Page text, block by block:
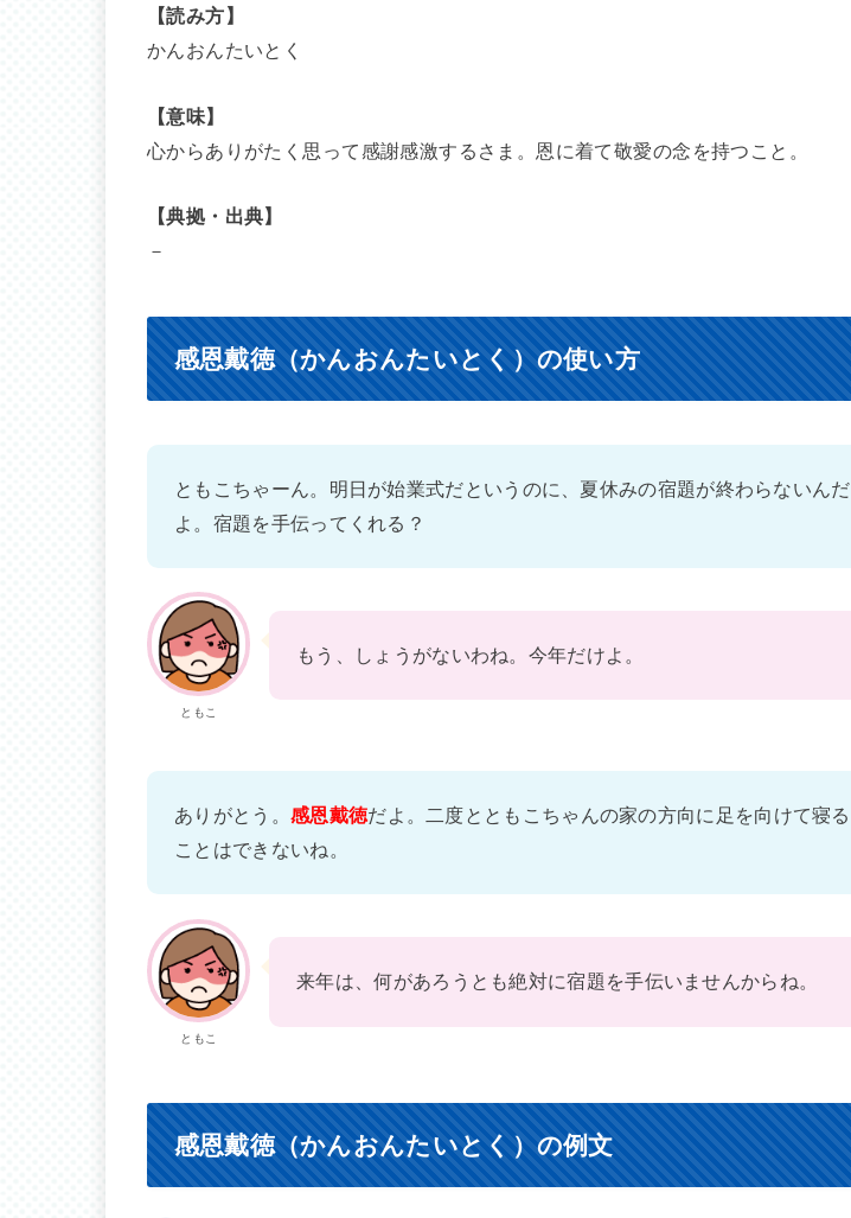
【読み方】
かんおんたいとく
【意味】
心からありがたく思って感謝感激するさま。恩に着て敬愛の念を持つこと。
【典拠・出典】
－
感恩戴徳（かんおんたいとく）の使い方
ともこちゃーん。明日が始業式だというのに、夏休みの宿題が終わらないんだ
よ。宿題を手伝ってくれる？
ともこ
もう、しょうがないわね。今年だけよ。
ありがとう。 感恩戴徳だよ。二度とともこちゃんの家の方向に足を向けて寝る
ことはできないね。
ともこ
来年は、何があろうとも絶対に宿題を手伝いませんからね。
感恩戴徳（かんおんたいとく）の例文